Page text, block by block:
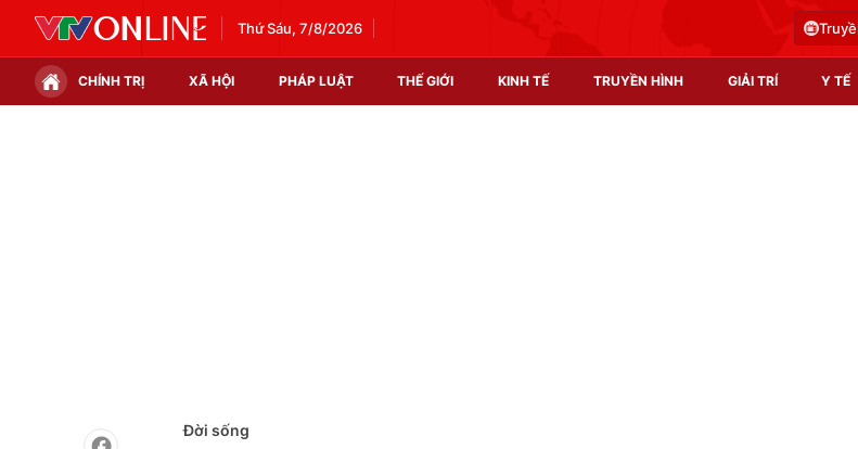
Thứ Sáu, 7/8/2026
CHÍNH TRỊ XÃ HỘI PHÁP LUẬT THẾ GIỚI KINH TẾ TRUYỀN HÌNH GIẢI TRÍ Y TẾ
Đời sống